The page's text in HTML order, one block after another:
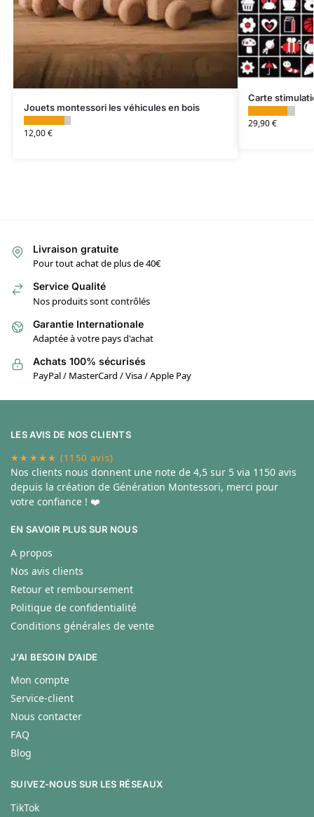
Jouets montessori les véhicules en bois
12,00€
Carte
29,90€
Livraison gratuite
Pour tout achat de plus de 40€
Service Qualité
Nos produits sont contrôlés
Garantie Internationale
Adaptée à votre pays d'achat
Achats 100% sécurisés
PayPal / MasterCard / Visa / Apple Pay
LES AVIS DE NOS CLIENTS
★★★★★ (1150 avis)
Nos clients nous donnent une note de 4,5 sur 5 via 1150 avis
depuis la création de Génération Montessori, merci pour
votre confiance ! ❤️
EN SAVOIR PLUS SUR NOUS
A propos
Nos avis clients
Retour et remboursement
Politique de confidentialité
Conditions générales de vente
J’AI BESOIN D’AIDE
Mon compte
Service-client
Nous contacter
FAQ
Blog
SUIVEZ-NOUS SUR LES RÉSEAUX
TikTok